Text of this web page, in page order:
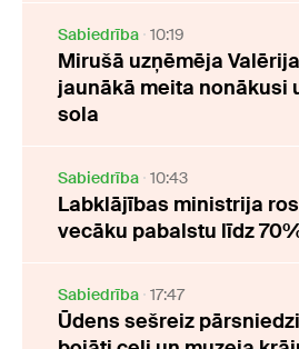
Sabiedrība 10:19
Mirušā uzņēmēja
jaunākā meita nonākusi
sola
Sabiedrība 10:43
Labklājības ministrija
vecāku pabalstu līdz
Sabiedrība 17:47
Ūdens sešreiz